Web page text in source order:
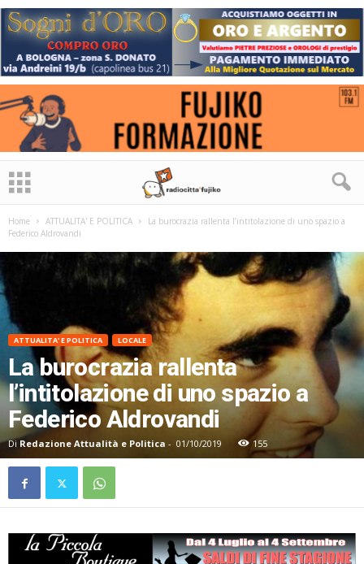
Home ATTUALITA' E POLITICA
La burocrazia rallenta l’intitolazione di uno spazio a
Federico Aldrovandi
ATTUALITA' E POLITICA LOCALE
La burocrazia rallenta
l’intitolazione di uno spazio a
Federico Aldrovandi
Di Redazione Attualità e Politica - 01/10/2019 155